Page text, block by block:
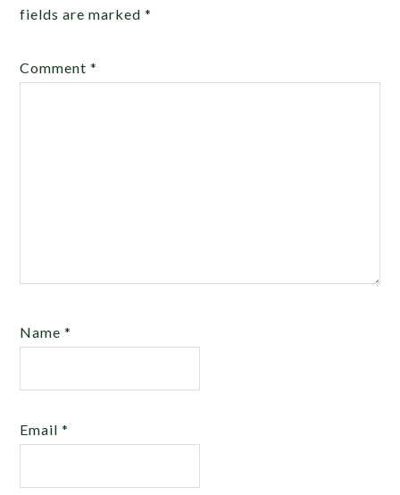
fields are marked*
Comment*
Name*
Email*